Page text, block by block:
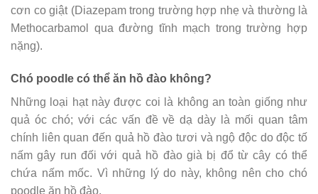
cơn co giật (Diazepam trong trường hợp nhẹ và thường là
Methocarbamol qua đường tĩnh mạch trong trường hợp
nặng).
Chó poodle có thể ăn hồ đào không?
Những loại hạt này được coi là không an toàn giống như
quả óc chó; với các vấn đề về dạ dày là mối quan tâm
chính liên quan đến quả hồ đào tươi và ngộ độc do độc tố
nấm gây run đối với quả hồ đào già bị đổ từ cây có thể
chứa nấm mốc. Vì những lý do này, không nên cho chó
poodle ăn hồ đào.